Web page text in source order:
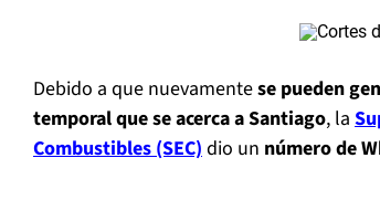
Debido a que nuevamentese pueden
temporal que se acerca a Santiago, la
Combustibles (SEC)dio un número de